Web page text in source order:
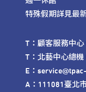
特殊假期詳見最
T：顧客服務中
T：北藝中心總
E：
A：111081臺北